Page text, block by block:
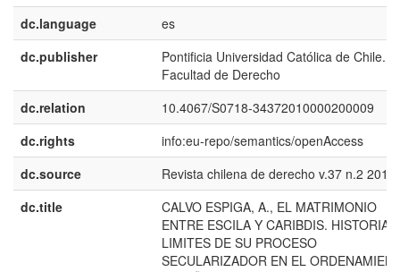
dc.language
es
dc.publisher
Pontificia Universidad Católica de Chile.
Facultad de Derecho
dc.relation
10.4067/S0718-34372010000200009
dc.rights
info:eu-repo/semantics/openAccess
dc.source
Revista chilena de derecho v.37 n.2 2010
dc.title
CALVO ESPIGA, A., EL MATRIMONIO
ENTRE ESCILA Y CARIBDIS. HISTORIA Y
LIMITES DE SU PROCESO
SECULARIZADOR EN EL